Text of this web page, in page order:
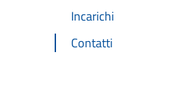
Incarichi
Contatti